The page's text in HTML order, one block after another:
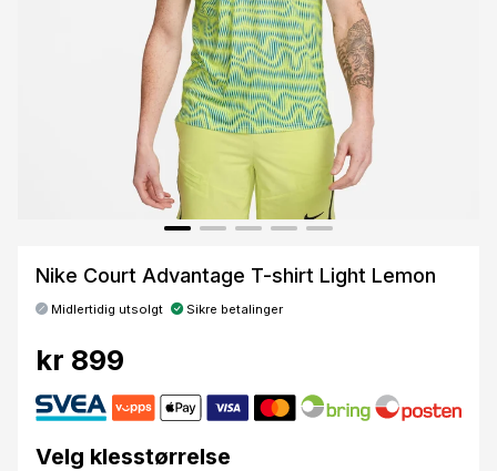
Nike Court Advantage T-shirt Light Lemon
Midlertidig utsolgt Sikre betalinger
kr 899
Velg klesstørrelse